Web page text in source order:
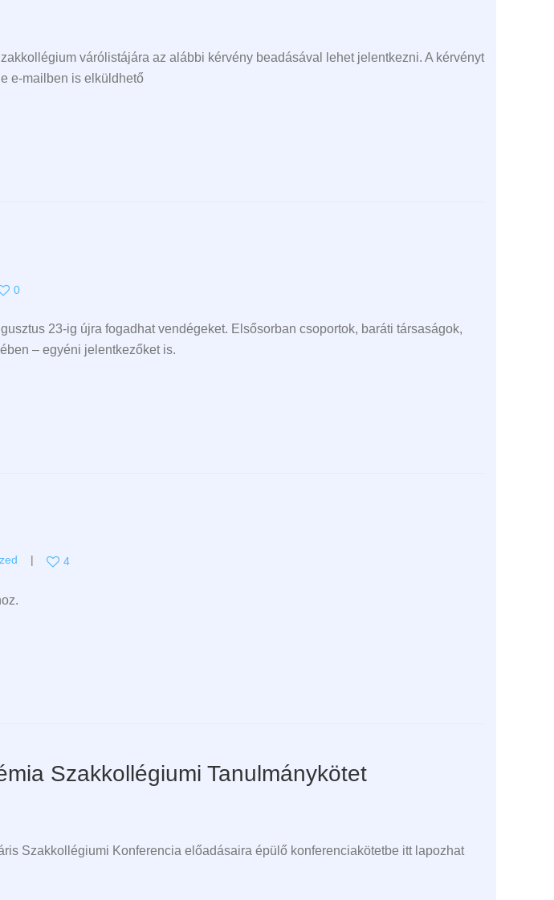
várólistájára az alábbi kérvény beadásával lehet jelentkezni. A kérvényt
e-mailben is elküldhető
0
23-ig újra fogadhat vendégeket. Elsősorban csoportok, baráti társaságok,
– egyéni jelentkezőket is.
4
Szakkollégiumi Tanulmánykötet
Szakkollégiumi Konferencia előadásaira épülő konferenciakötetbe itt lapozhat